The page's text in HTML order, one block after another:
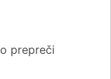
prepreči